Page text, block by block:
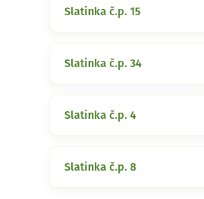
Slatinka č.p. 15
Slatinka č.p. 34
Slatinka č.p. 4
Slatinka č.p. 8